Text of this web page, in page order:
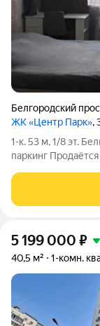
Белгородский
ЖК «Центр Парк»,
1-к. 53 м, 1/8 эт.
паркинг
дома 2022 года
место 800 тысяч
5 199 000 ₽
40,5 м² 1-комн.